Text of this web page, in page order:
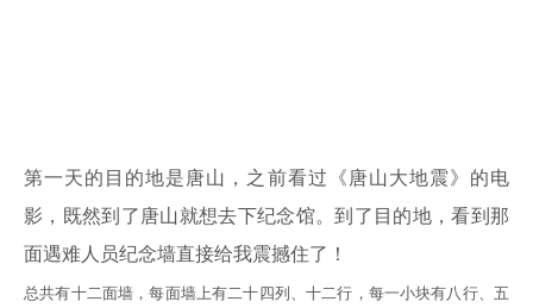
第一天的目的地是唐山，之前看过《唐山大地震》的电
影，既然到了唐山就想去下纪念馆。到了目的地，看到那
面遇难人员纪念墙直接给我震撼住了！
总共有十二面墙，每面墙上有二十四列、十二行，每一小块有八行、五